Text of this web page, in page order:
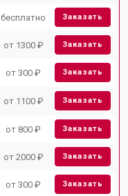
бесплатно Заказать
от 1300 ₽ Заказать
от 300 ₽ Заказать
от 1100 ₽ Заказать
от 800 ₽ Заказать
от 2000 ₽ Заказать
от 300 ₽ Заказать